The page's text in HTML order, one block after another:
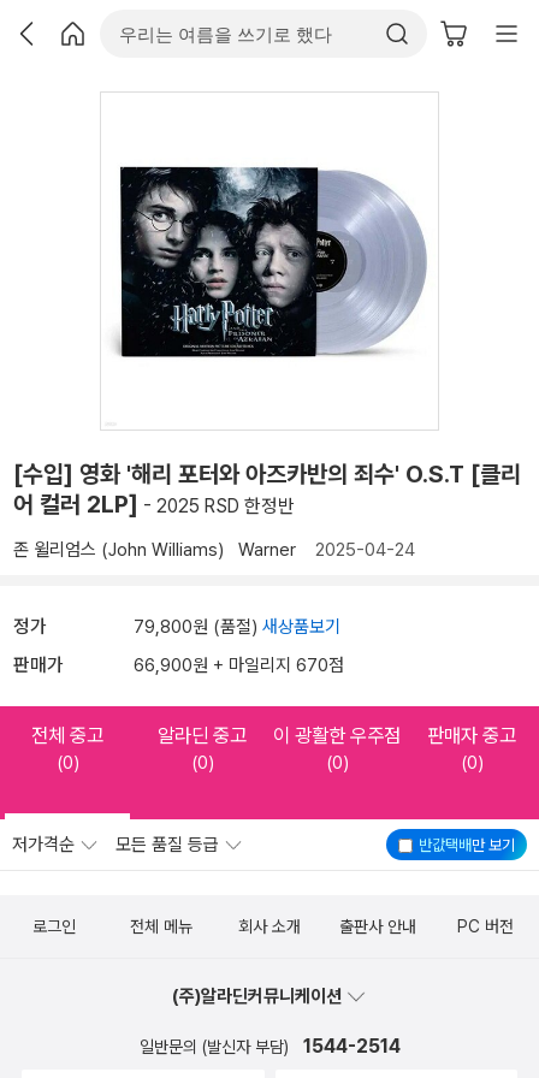
[수입] 영화 '해리 포터와 아즈카반의 죄수' O.S.T [클리
어 컬러 2LP] - 2025 RSD 한정반
존 윌리엄스 (John Williams) Warner 2025-04-24
정가 79,800원 (품절) 새상품보기
판매가 66,900원 + 마일리지 670점
전체 중고
(0)
알라딘 중고
(0)
이 광활한 우주점
(0)
판매자 중고
(0)
반값택배만 보기
저가격순 모든 품질 등급
로그인 전체 메뉴 회사 소개 출판사 안내 PC 버전
(주)알라딘커뮤니케이션
일반문의 (발신자 부담) 1544-2514